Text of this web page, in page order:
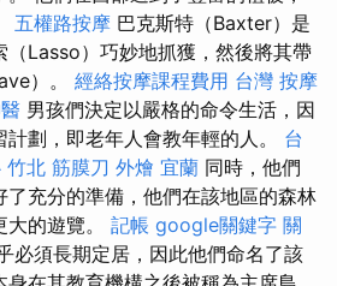
五權路按摩 巴克斯特（Baxter）是
（Lasso）巧妙地抓獲，然後將其帶
）。 經絡按摩課程費用 台灣 按摩
男孩們決定以嚴格的命令生活，因
劃，即老年人會教年輕的人。 台
竹北 筋膜刀 外燴 宜蘭 同時，他們
了充分的準備，他們在該地區的森林
的遊覽。 記帳 google關鍵字 關
必須長期定居，因此他們命名了該